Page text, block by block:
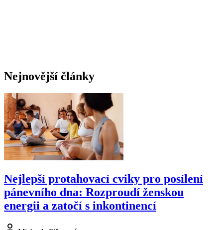
Nejnovější články
Nejlepší protahovací cviky pro posílení
pánevního dna: Rozproudí ženskou
energii a zatočí s inkontinencí